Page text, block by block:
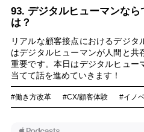
93. デジタルヒューマンな
は？
リアルな顧客接点におけるデジタ
はデジタルヒューマンが人間と共
重要です。本日はデジタルヒュー
当てて話を進めていきます！
#働き方改革 #CX/顧客体験 #イノ